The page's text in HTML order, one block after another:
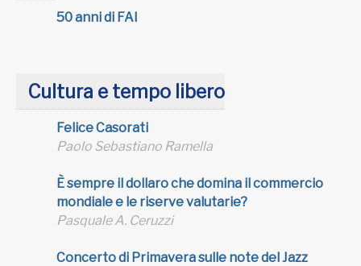
50 anni di FAI
Cultura e tempo libero
Felice Casorati
Paolo Sebastiano Ramella
È sempre il dollaro che domina il commercio
mondiale e le riserve valutarie?
Pasquale A. Ceruzzi
Concerto di Primavera sulle note del Jazz